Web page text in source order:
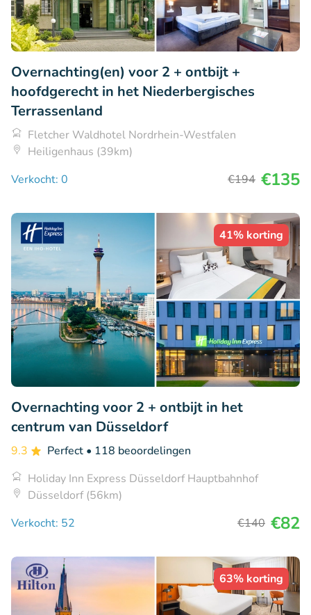
Overnachting(en) voor 2 + ontbijt +
hoofdgerecht in het Niederbergisches
Terrassenland
Fletcher Waldhotel Nordrhein-Westfalen
Heiligenhaus (39km)
Verkocht: 0
€194 €135
41% korting
Overnachting voor 2 + ontbijt in het
centrum van Düsseldorf
9.3 Perfect • 118 beoordelingen
Holiday Inn Express Düsseldorf Hauptbahnhof
Düsseldorf (56km)
Verkocht: 52
€140 €82
63% korting